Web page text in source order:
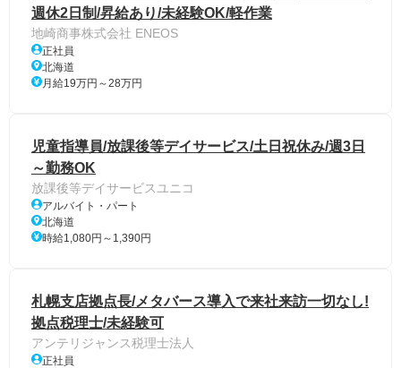
週休2日制/昇給あり/未経験OK/軽作業
地崎商事株式会社 ENEOS
正社員
北海道
月給19万円～28万円
児童指導員/放課後等デイサービス/土日祝休み/週3日
～勤務OK
放課後等デイサービスユニコ
アルバイト・パート
北海道
時給1,080円～1,390円
札幌支店拠点長/メタバース導入で来社来訪一切なし!
拠点税理士/未経験可
アンテリジャンス税理士法人
正社員